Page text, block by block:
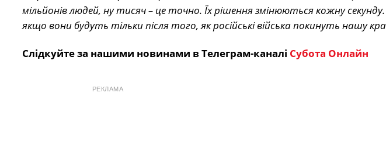
мільйонів людей, ну тисяч – це точно. Їх рішення змінюються кожну
якщо вони будуть тільки після того, як російські війська покинуть нашу
Слідкуйте за нашими новинами в Телеграм-каналі Субота Онлайн
РЕКЛАМА